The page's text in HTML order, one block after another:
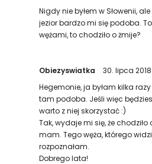
Nigdy nie byłem w Słowenii,
jezior bardzo mi się podoba.
wężami, to chodziło o żmije?
Obiezyswiatka
30. lipca 2018
Hegemonie, ja byłam kilka
tam podoba. Jeśli więc
warto z niej skorzystać :)
Tak, wydaje mi się, że
mam. Tego węża, którego
rozpoznałam.
Dobrego lata!